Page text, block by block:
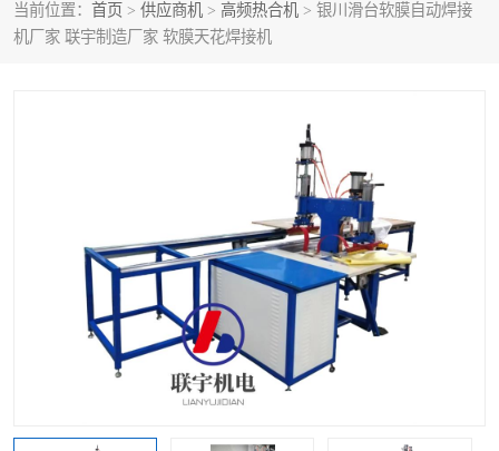
当前位置： 首页 > 供应商机 > 高频热合机 > 银川滑台软膜自动焊接
机厂家 联宇制造厂家 软膜天花焊接机
3040凹凸压花机 双头服装凹凸压花机
自动超声波打片成型机
海绵产品成型机